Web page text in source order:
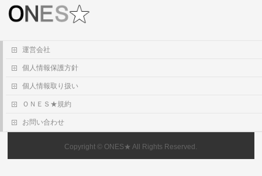
運営会社
個人情報保護方針
個人情報取り扱い
ＯＮＥＳ★規約
お問い合わせ
Copyright © ONES★ All Rights Reserved.